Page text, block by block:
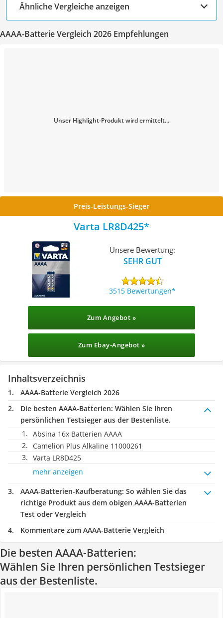
Ähnliche Vergleiche anzeigen
AAAA-Batterie Vergleich 2026 Empfehlungen
Unser Highlight-Produkt wird ermittelt...
Preis-Leistungs-Sieger
Varta LR8D425
Unsere Bewertung:
SEHR GUT
3515 Bewertungen
Zum Angebot »
Zum Ebay-Angebot »
Inhaltsverzeichnis
AAAA-Batterie Vergleich 2026
Die besten AAAA-Batterien: Wählen Sie Ihren
persönlichen Testsieger aus der Bestenliste.
Absina 16x Batterien AAAA
Camelion Plus Alkaline 11000261
Varta LR8D425
mehr anzeigen
AAAA-Batterien-Kaufberatung: So wählen Sie das
richtige Produkt aus dem obigen AAAA-Batterien
Test oder Vergleich
Kommentare zum AAAA-Batterie Vergleich
Die besten AAAA-Batterien:
Wählen Sie Ihren persönlichen Testsieger
aus der Bestenliste.